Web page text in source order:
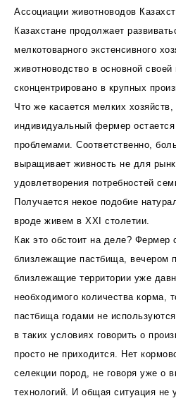
Ассоциации животноводов
Казахстане продолжает
мелкотоварного экстенсивного
животноводство в основной
сконцентрировано в крупных
Что же касается мелких
индивидуальный фермер
проблемами. Соответственно,
выращивает живность не для
удовлетворения потребностей
Получается некое подобие
вроде живем в XXI столетии.
Как это обстоит на деле? Фермер
близлежащие пастбища, вечером
близлежащие территории уже
необходимого количества корма,
пастбища годами не
в таких условиях говорить о
просто не приходится. Нет
селекции пород, не говоря уже о
технологий. И общая ситуация не